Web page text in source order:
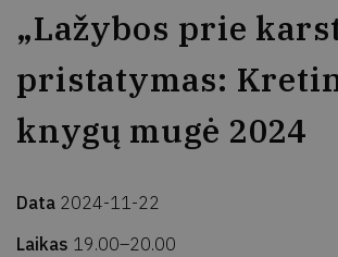
„Lažybos prie
pristatymas:
knygų mugė 2024
Data 2024-11-22
Laikas 19.00–20.00